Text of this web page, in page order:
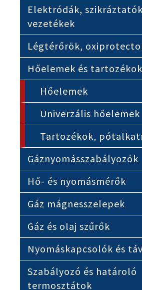
Elektródák,
vezetékek
Légtérőrök,
Hőelemek és tartozékok
Hőelemek
Univerzális hőelemek
Tartozékok,
Gáznyomásszabályozók
Hő- és nyomásmérők
Gáz mágnesszelepek
Gáz és olaj szűrők
Nyomáskapcsolók és
Szabályozó és határoló
termosztátok